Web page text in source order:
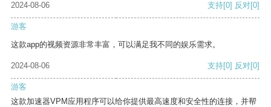
2024-08-06 支持[0] 反对[0]
游客
这款app的视频资源非常丰富，可以满足我不同的娱乐需求。
2024-08-06 支持[0] 反对[0]
游客
这款加速器VPM应用程序可以给你提供最高速度和安全性的连接，并帮